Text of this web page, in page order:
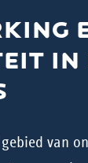
IN
van